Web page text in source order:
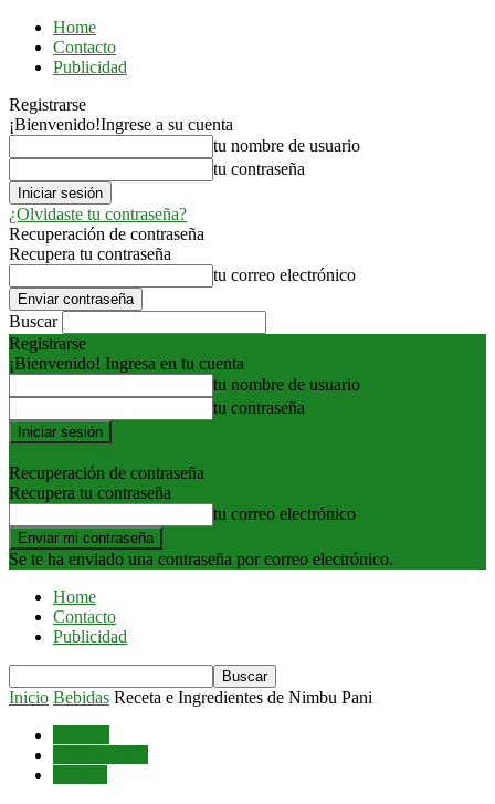
Home
Contacto
Publicidad
Registrarse
¡Bienvenido!Ingrese a su cuenta
tu nombre de usuario
tu contraseña
¿Olvidaste tu contraseña?
Recuperación de contraseña
Recupera tu contraseña
tu correo electrónico
Buscar
Registrarse
¡Bienvenido! Ingresa en tu cuenta
tu nombre de usuario
tu contraseña
Recuperación de contraseña
Recupera tu contraseña
tu correo electrónico
Se te ha enviado una contraseña por correo electrónico.
Home
Contacto
Publicidad
Inicio Bebidas Receta e Ingredientes de Nimbu Pani